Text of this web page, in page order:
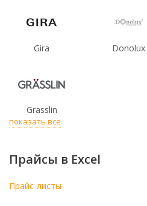
Gira Donolux
Grasslin
показать все
Прайсы в Excel
Прайс-листы